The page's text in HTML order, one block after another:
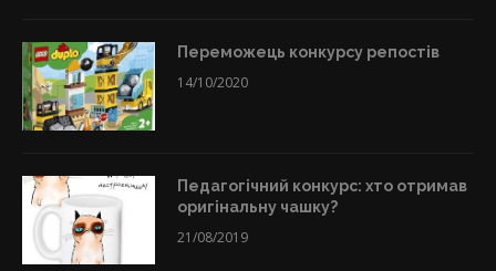
Переможець конкурсу репостів
14/10/2020
Педагогічний конкурс: хто отримав
оригінальну чашку?
21/08/2019